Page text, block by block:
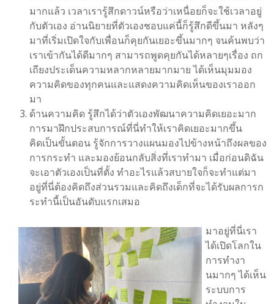
มากแล้ว เวลาเรารู้สึกดาวน์หรือว่าเหนื่อยก็จะใช้เวลาอยู่
กับตัวเอง อ่านนิยายที่ตัวเองชอบแค่นี้ก็รู้สึกดีขึ้นมา หลังๆ
มาที่เริ่มเปิดใจกับเพื่อนก็คุยกันเยอะขึ้นมากๆ จนค้นพบว่า
เราเข้ากันได้ดีมากๆ สามารถพูดคุยกันได้หลายๆเรื่อง ถก
เถียงประเด็นความหลากหลายมากมาย ได้เห็นมุมมอง
ความคิดของทุกคนและแสดงความคิดเห็นของเราออก
มา
ด้านความคิด รู้สึกได้ว่าตัวเองพัฒนาความคิดเยอะมาก
การมาฝึกประสบการณ์ที่นี่ทำให้เราคิดเยอะมากขึ้น
คิดเป็นขั้นตอน รู้จักการวางแผนมองไปข้างหน้าถึงผลของ
การกระทำ และมองย้อนกลับสิ่งที่เราทำมา เมื่อก่อนดิฉัน
จะเอาตัวเองเป็นที่ตั้ง ทำอะไรแล้วสบายใจก็จะทำแต่มา
อยู่ที่นี่ต้องคิดถึงส่วนรวมและคิดถึงเด็กที่จะได้รับผลการก
ระทำนี้เป็นอันดับแรกเสมอ
มาอยู่ที่นี่เรา
ได้เปิดโลกใน
การทำงา
นมากๆ ได้เห็น
ระบบการ